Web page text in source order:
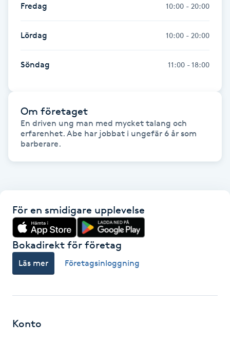
Föning
Gel naglar
Gelenaglar
Gellack
Gellack med förstärkning
Gravidyoga
Gruppträning
Gua Sha-massage
Fredag 10:00 - 20:00
Lördag 10:00 - 20:00
Söndag 11:00 - 18:00
Om företaget
En driven ung man med mycket talang och
erfarenhet. Abe har jobbat i ungefär 6 år som
barberare.
För en smidigare upplevelse
Bokadirekt för företag
Läs mer Företagsinloggning
Konto